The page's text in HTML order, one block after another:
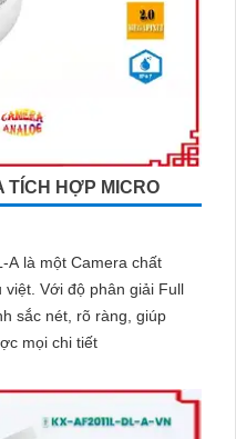
TÍCH HỢP MICRO
A là một Camera chất
Full
sắc nét, rõ ràng, giúp
mọi chi tiết